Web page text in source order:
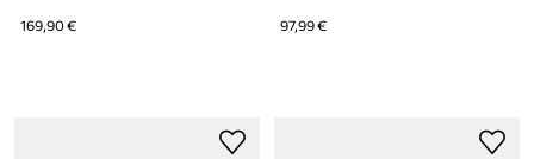
169,90 € 97,99 €